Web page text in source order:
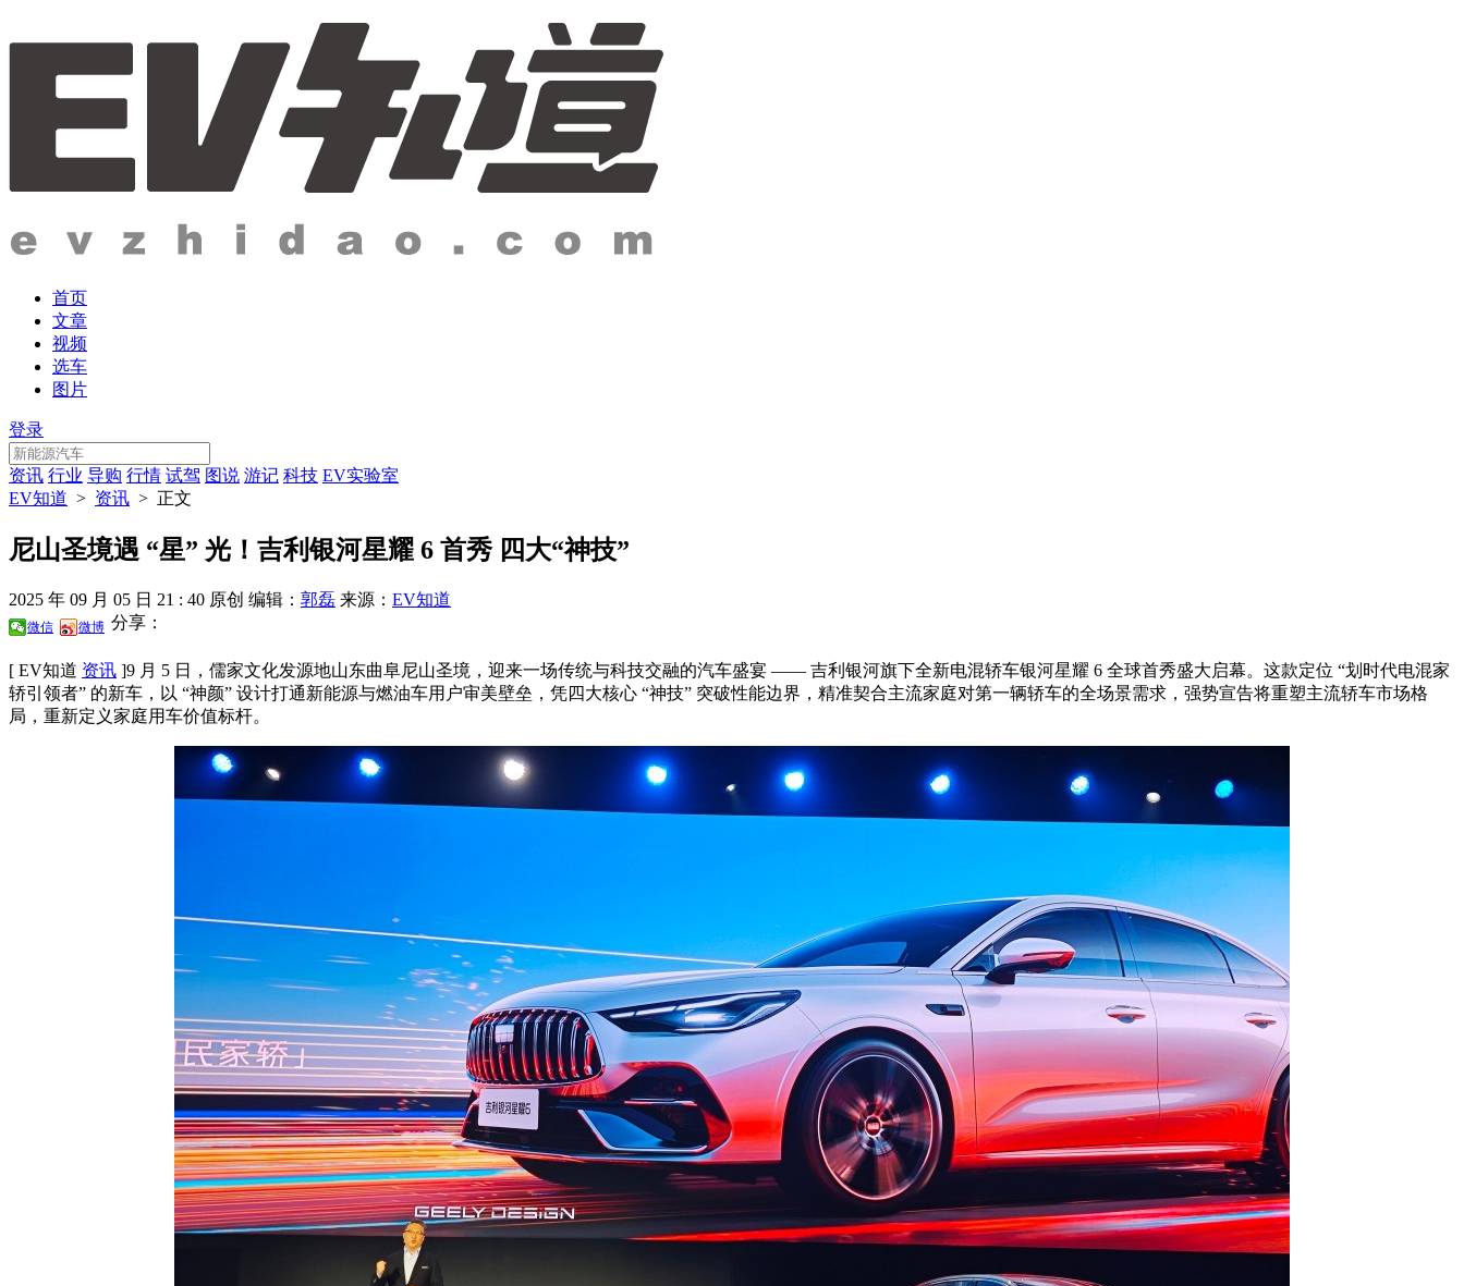
首页
文章
视频
选车
图片
登录
资讯 行业 导购 行情 试驾 图说 游记 科技 EV实验室
EV知道 > 资讯 > 正文
尼山圣境遇 “星” 光！吉利银河星耀 6 首秀 四大“神技”
2025 年 09 月 05 日 21 : 40 原创 编辑： 郭磊 来源： EV知道
分享：
微信 微博
[ EV知道 资讯 ]9 月 5 日，儒家文化发源地山东曲阜尼山圣境，迎来一场传统与科技交融的汽车盛宴 —— 吉利银河旗下全新电混轿车银河星耀 6 全球首秀盛大启幕。这款定位 “划时代电混家
轿引领者” 的新车，以 “神颜” 设计打通新能源与燃油车用户审美壁垒，凭四大核心 “神技” 突破性能边界，精准契合主流家庭对第一辆轿车的全场景需求，强势宣告将重塑主流轿车市场格
局，重新定义家庭用车价值标杆。